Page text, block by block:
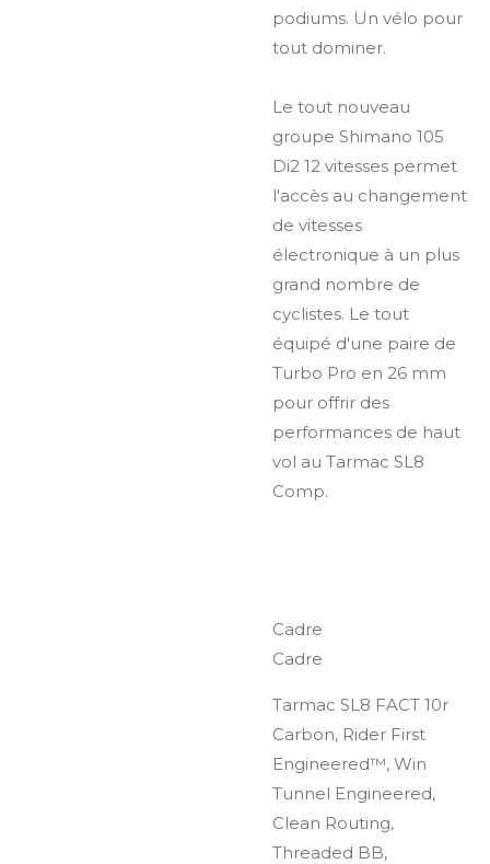
podiums. Un vélo pour
tout dominer.
Le tout nouveau
groupe Shimano 105
Di2 12 vitesses permet
l'accès au changement
de vitesses
électronique à un plus
grand nombre de
cyclistes. Le tout
équipé d'une paire de
Turbo Pro en 26 mm
pour offrir des
performances de haut
vol au Tarmac SL8
Comp.
Cadre
Cadre
Tarmac SL8 FACT 10r
Carbon, Rider First
Engineered™, Win
Tunnel Engineered,
Clean Routing,
Threaded BB,